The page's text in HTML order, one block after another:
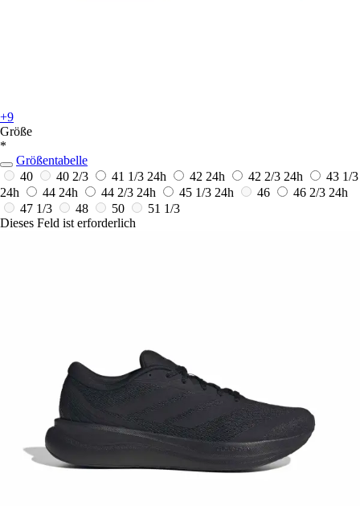
+9
Größe
*
Größentabelle
40
40 2/3 41 1/3 24h 42 24h 42 2/3 24h
43 1/3
24h
44 24h 44 2/3 24h 45 1/3 24h 46 46 2/3 24h
47 1/3
48 50
51 1/3
Dieses Feld ist erforderlich